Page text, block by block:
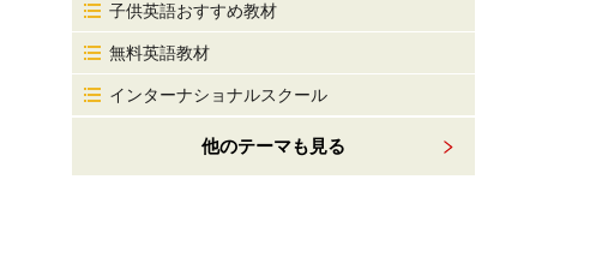
子供英語おすすめ教材
無料英語教材
インターナショナルスクール
他のテーマも見る